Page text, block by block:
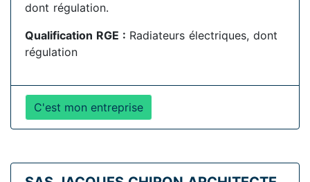
dont régulation.
Qualification RGE : Radiateurs électriques, dont
régulation
C'est mon entreprise